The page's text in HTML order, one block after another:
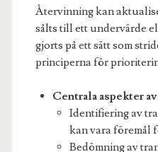
Återvinning kan
sålts till ett undervärde
gjorts på ett sätt som
principerna för
Centrala aspekter
Identifiering av
kan vara föremål
Bedömning av